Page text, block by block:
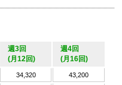
週3回
(月12回)
週4回
(月16回)
34,320 43,200